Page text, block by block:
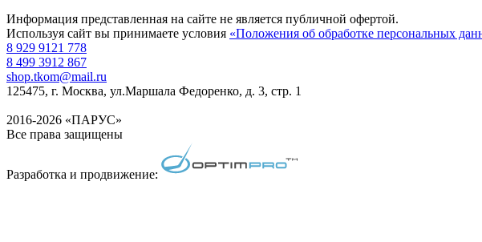
Информация представленная на сайте не является публичной офертой.
Используя сайт вы принимаете условия «Положения об обработке персональных
8 929 9121 778
8 499 3912 867
shop.tkom@mail.ru
125475, г. Москва, ул.Маршала Федоренко, д. 3, стр. 1
2016-2026 «ПАРУС»
Все права защищены
Разработка и продвижение: